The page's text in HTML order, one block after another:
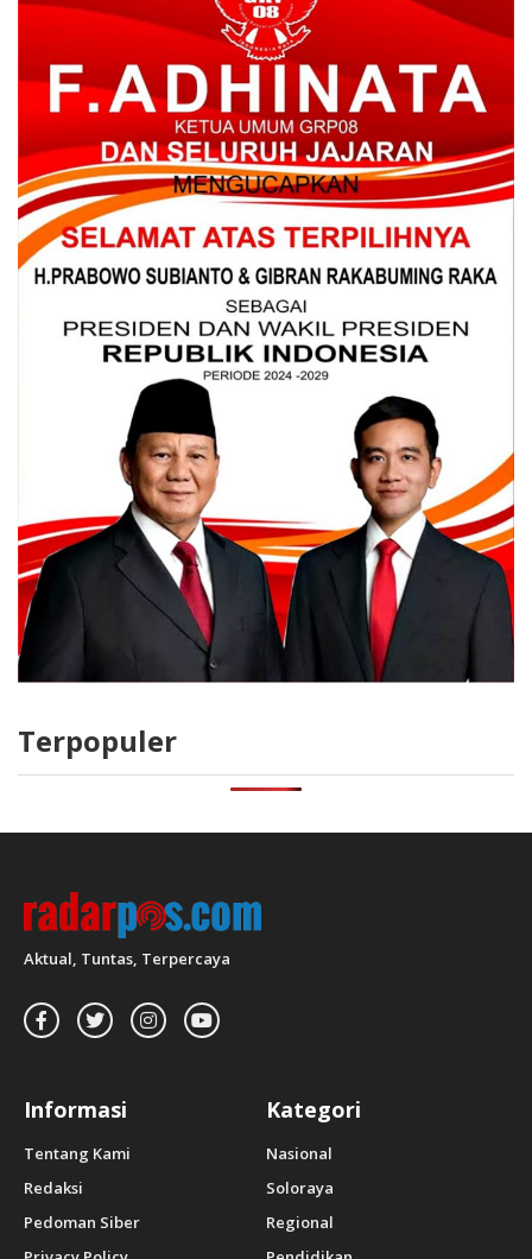
Terpopuler
Aktual, Tuntas, Terpercaya
Informasi
Tentang Kami
Redaksi
Pedoman Siber
Kategori
Nasional
Soloraya
Regional